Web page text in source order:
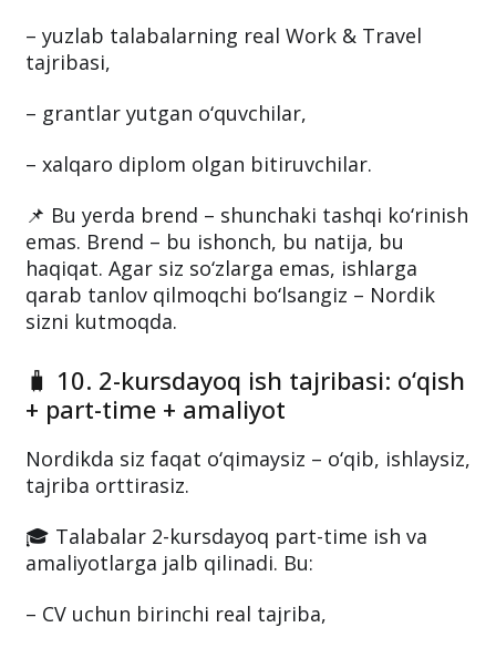
– yuzlab talabalarning real Work & Travel
tajribasi,
– grantlar yutgan o‘quvchilar,
– xalqaro diplom olgan bitiruvchilar.
📌 Bu yerda brend – shunchaki tashqi ko‘rinish
emas. Brend – bu ishonch, bu natija, bu
haqiqat. Agar siz so‘zlarga emas, ishlarga
qarab tanlov qilmoqchi bo‘lsangiz – Nordik
sizni kutmoqda.
🧳 10. 2-kursdayoq ish tajribasi: o‘qish
+ part-time + amaliyot
Nordikda siz faqat o‘qimaysiz – o‘qib, ishlaysiz,
tajriba orttirasiz.
🎓 Talabalar 2-kursdayoq part-time ish va
amaliyotlarga jalb qilinadi. Bu:
– CV uchun birinchi real tajriba,